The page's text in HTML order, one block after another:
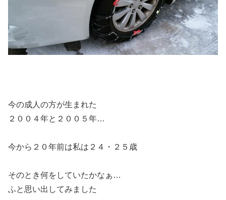
今の成人の方が生まれた
２００４年と２００５年…
今から２０年前は私は２４・２５歳
そのとき何をしていたかなぁ…
ふと思い出してみました